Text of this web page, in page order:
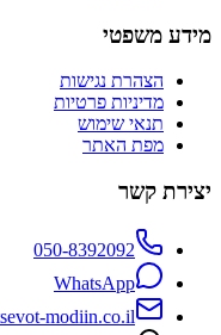
מידע משפטי
הצהרת נגישות
מדיניות פרטיות
תנאי שימוש
מפת האתר
יצירת קשר
050-8392092
WhatsApp
modiin.co.il